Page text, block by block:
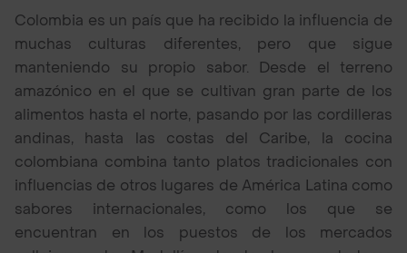
Colombia es un país que ha recibido la influencia de
muchas culturas diferentes, pero que sigue
manteniendo su propio sabor. Desde el terreno
amazónico en el que se cultivan gran parte de los
alimentos hasta el norte, pasando por las cordilleras
andinas, hasta las costas del Caribe, la cocina
colombiana combina tanto platos tradicionales con
influencias de otros lugares de América Latina como
sabores internacionales, como los que se
encuentran en los puestos de los mercados